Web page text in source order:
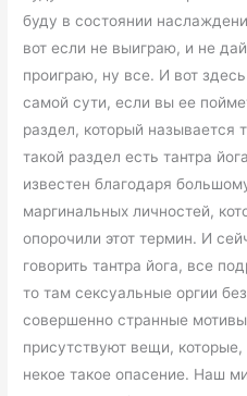
буду в состоянии
вот если не выиграю, и не
проиграю, ну все. И вот
самой сути, если вы ее
раздел, который называется
такой раздел есть тантра
известен благодаря
маргинальных личностей,
опорочили этот термин. И
говорить тантра йога, все
то там сексуальные оргии
совершенно странные
присутствуют вещи,
некое такое опасение. Наш